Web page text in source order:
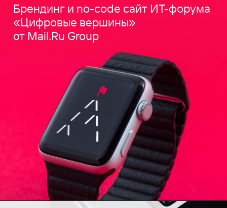
Брендинг и no-code сайт ИТ-форума
«Цифровые вершины»
от Mail.Ru Group